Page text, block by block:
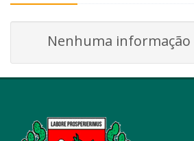
Nenhuma informação